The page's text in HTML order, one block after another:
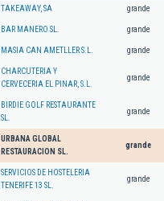
TAKEAWAY, SA grande
BAR MANERO SL. grande
MASIA CAN AMETLLER S.L. grande
CHARCUTERIA Y
CERVECERIA EL PINAR, S.L.
grande
BIRDIE GOLF RESTAURANTE
SL.
grande
URBANA GLOBAL
RESTAURACION SL.
grande
SERVICIOS DE HOSTELERIA
TENERIFE 13 SL.
grande